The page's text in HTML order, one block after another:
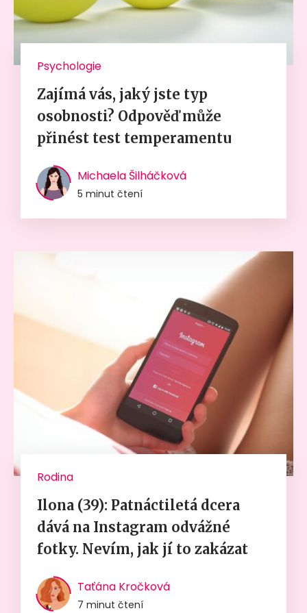
Psychologie
Zajímá vás, jaký jste typ
osobnosti? Odpověď může
přinést test temperamentu
Michaela Šilháčková
5 minut čtení
Rodina
Ilona (39): Patnáctiletá dcera
dává na Instagram odvážné
fotky. Nevím, jak jí to zakázat
Taťána Kročková
7 minut čtení